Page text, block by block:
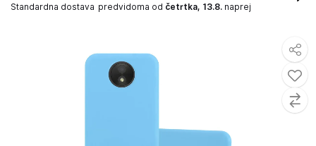
Standardna dostava predvidoma od četrtka, 13.8. naprej